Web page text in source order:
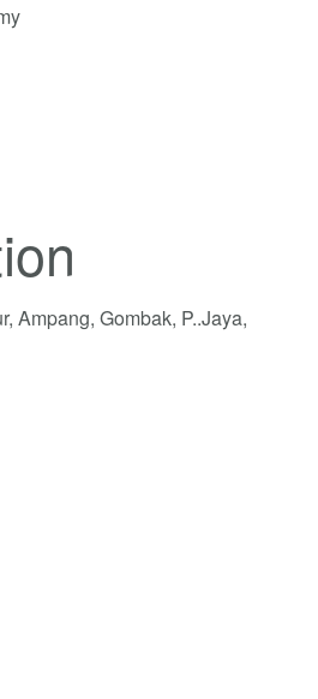
Ampang, Gombak, P..Jaya,